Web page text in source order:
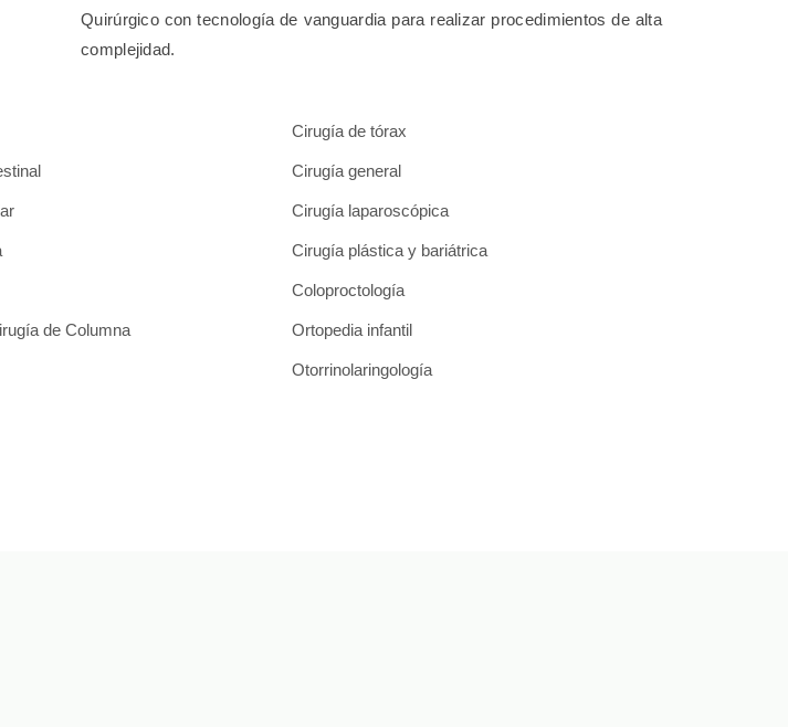
Quirúrgico con tecnología de vanguardia para realizar procedimientos de alta
complejidad.
Cirugía de tórax
Cirugía general
Cirugía laparoscópica
Cirugía plástica y bariátrica
Coloproctología
de Columna Ortopedia infantil
Otorrinolaringología